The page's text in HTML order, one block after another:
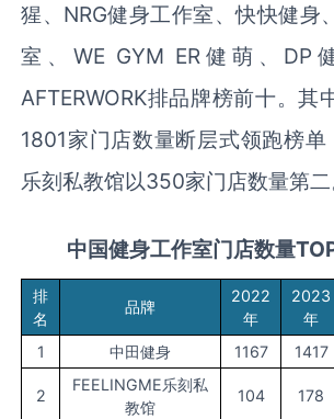
猩、NRG健身工作室、快快健身
室、WE GYM ER健萌、DP
AFTERWORK排品牌榜前十。其
1801家门店数量断层式领跑榜单
乐刻私教馆以350家门店数量第二
中国健身工作室门店数量
排
名
品牌
2022
年
2023
年
1
中田健身 1167 1417
2
FEELINGME乐刻私
教馆
104 178